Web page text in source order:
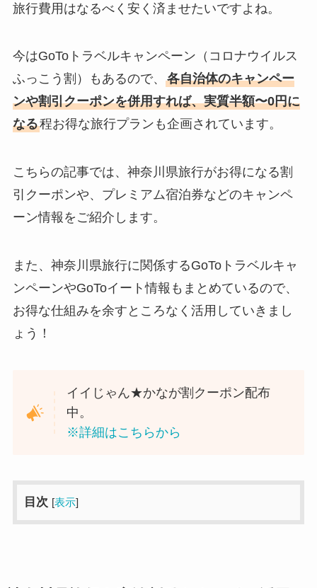
旅行費用はなるべく安く済ませたいですよね。
今はGoToトラベルキャンペーン（コロナウイルス
ふっこう割）もあるので、 各自治体のキャンペー
ンや割引クーポンを併用すれば、実質半額〜0円に
なる程お得な旅行プランも企画されています。
こちらの記事では、神奈川県旅行がお得になる割
引クーポンや、プレミアム宿泊券などのキャンペ
ーン情報をご紹介します。
また、神奈川県旅行に関係するGoToトラベルキャ
ンペーンやGoToイート情報もまとめているので、
お得な仕組みを余すところなく活用していきまし
ょう！
イイじゃん★かなが割クーポン配布
中。
※詳細はこちらから
目次 [表示]